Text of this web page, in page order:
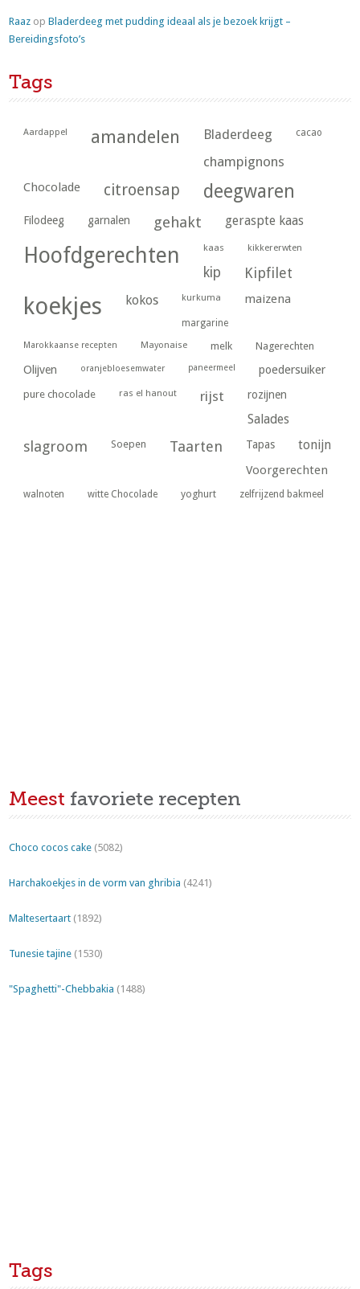
Raaz opBladerdeeg met pudding ideaal als je bezoek krijgt –
Bereidingsfoto’s
Tags
Aardappel amandelen Bladerdeeg cacao
champignons
Chocolade citroensap deegwaren
Filodeeg garnalen gehakt geraspte kaas
Hoofdgerechten kaas kikkererwten
kip Kipfilet
koekjes kokos kurkuma maizena
margarine
Marokkaanse recepten Mayonaise melk Nagerechten
Olijven oranjebloesemwater paneermeel poedersuiker
pure chocolade ras el hanout rijst rozijnen
Salades
slagroom Soepen Taarten Tapas tonijn
Voorgerechten
walnoten witte Chocolade yoghurt zelfrijzend bakmeel
Meest favoriete recepten
Choco cocos cake (5082)
Harchakoekjes in de vorm van ghribia (4241)
Maltesertaart (1892)
Tunesie tajine (1530)
"Spaghetti"-Chebbakia (1488)
Tags